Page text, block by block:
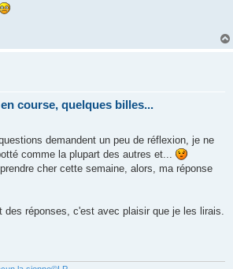
en course, quelques billes...
demandent un peu de réflexion, je ne
comme la plupart des autres et...
cher cette semaine, alors, ma réponse
des réponses, c'est avec plaisir que je les lirais.